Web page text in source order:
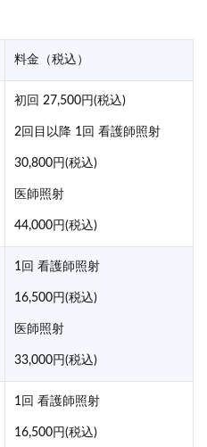
料金（税込）
初回 27,500円(税込)
2回目以降 1回 看護師照射
30,800円(税込)
医師照射
44,000円(税込)
1回 看護師照射
16,500円(税込)
医師照射
33,000円(税込)
1回 看護師照射
16,500円(税込)